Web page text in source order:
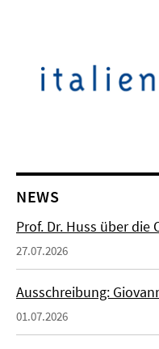
NEWS
Prof. Dr. Huss über
27.07.2026
Ausschreibung:
01.07.2026